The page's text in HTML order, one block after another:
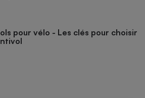
pour vélo - Les clés pour choisir